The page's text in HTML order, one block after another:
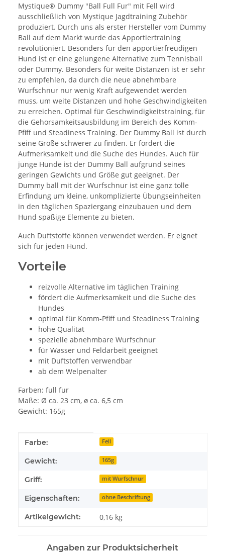
Mystique® Dummy "Ball Full Fur" mit Fell wird
ausschließlich von Mystique Jagdtraining Zubehör
produziert. Durch uns als erster Hersteller vom Dummy
Ball auf dem Markt wurde das Apportiertraining
revolutioniert. Besonders für den apportierfreudigen
Hund ist er eine gelungene Alternative zum Tennisball
oder Dummy. Besonders für weite Distanzen ist er sehr
zu empfehlen, da durch die neue abnehmbare
Wurfschnur nur wenig Kraft aufgewendet werden
muss, um weite Distanzen und hohe Geschwindigkeiten
zu erreichen. Optimal für Geschwindigkeitstraining, für
die Gehorsamkeitsausbildung im Bereich des Komm-
Pfiff und Steadiness Training. Der Dummy Ball ist durch
seine Größe schwerer zu finden. Er fördert die
Aufmerksamkeit und die Suche des Hundes. Auch für
junge Hunde ist der Dummy Ball aufgrund seines
geringen Gewichts und Größe gut geeignet. Der
Dummy ball mit der Wurfschnur ist eine ganz tolle
Erfindung um kleine, unkomplizierte Übungseinheiten
in den täglichen Spaziergang einzubauen und dem
Hund spaßige Elemente zu bieten.
Auch Duftstoffe können verwendet werden. Er eignet
sich für jeden Hund.
Vorteile
reizvolle Alternative im täglichen Training
fördert die Aufmerksamkeit und die Suche des
Hundes
optimal für Komm-Pfiff und Steadiness Training
hohe Qualität
spezielle abnehmbare Wurfschnur
für Wasser und Feldarbeit geeignet
mit Duftstoffen verwendbar
ab dem Welpenalter
Farben: full fur
Maße: Ø ca. 23 cm, ø ca. 6,5 cm
Gewicht: 165g
Produkteigenschaft
Wert
Farbe: Fell
Gewicht: 165g
Griff: mit Wurfschnur
Eigenschaften: ohne Beschriftung
Artikelgewicht: 0,16 kg
Angaben zur Produktsicherheit